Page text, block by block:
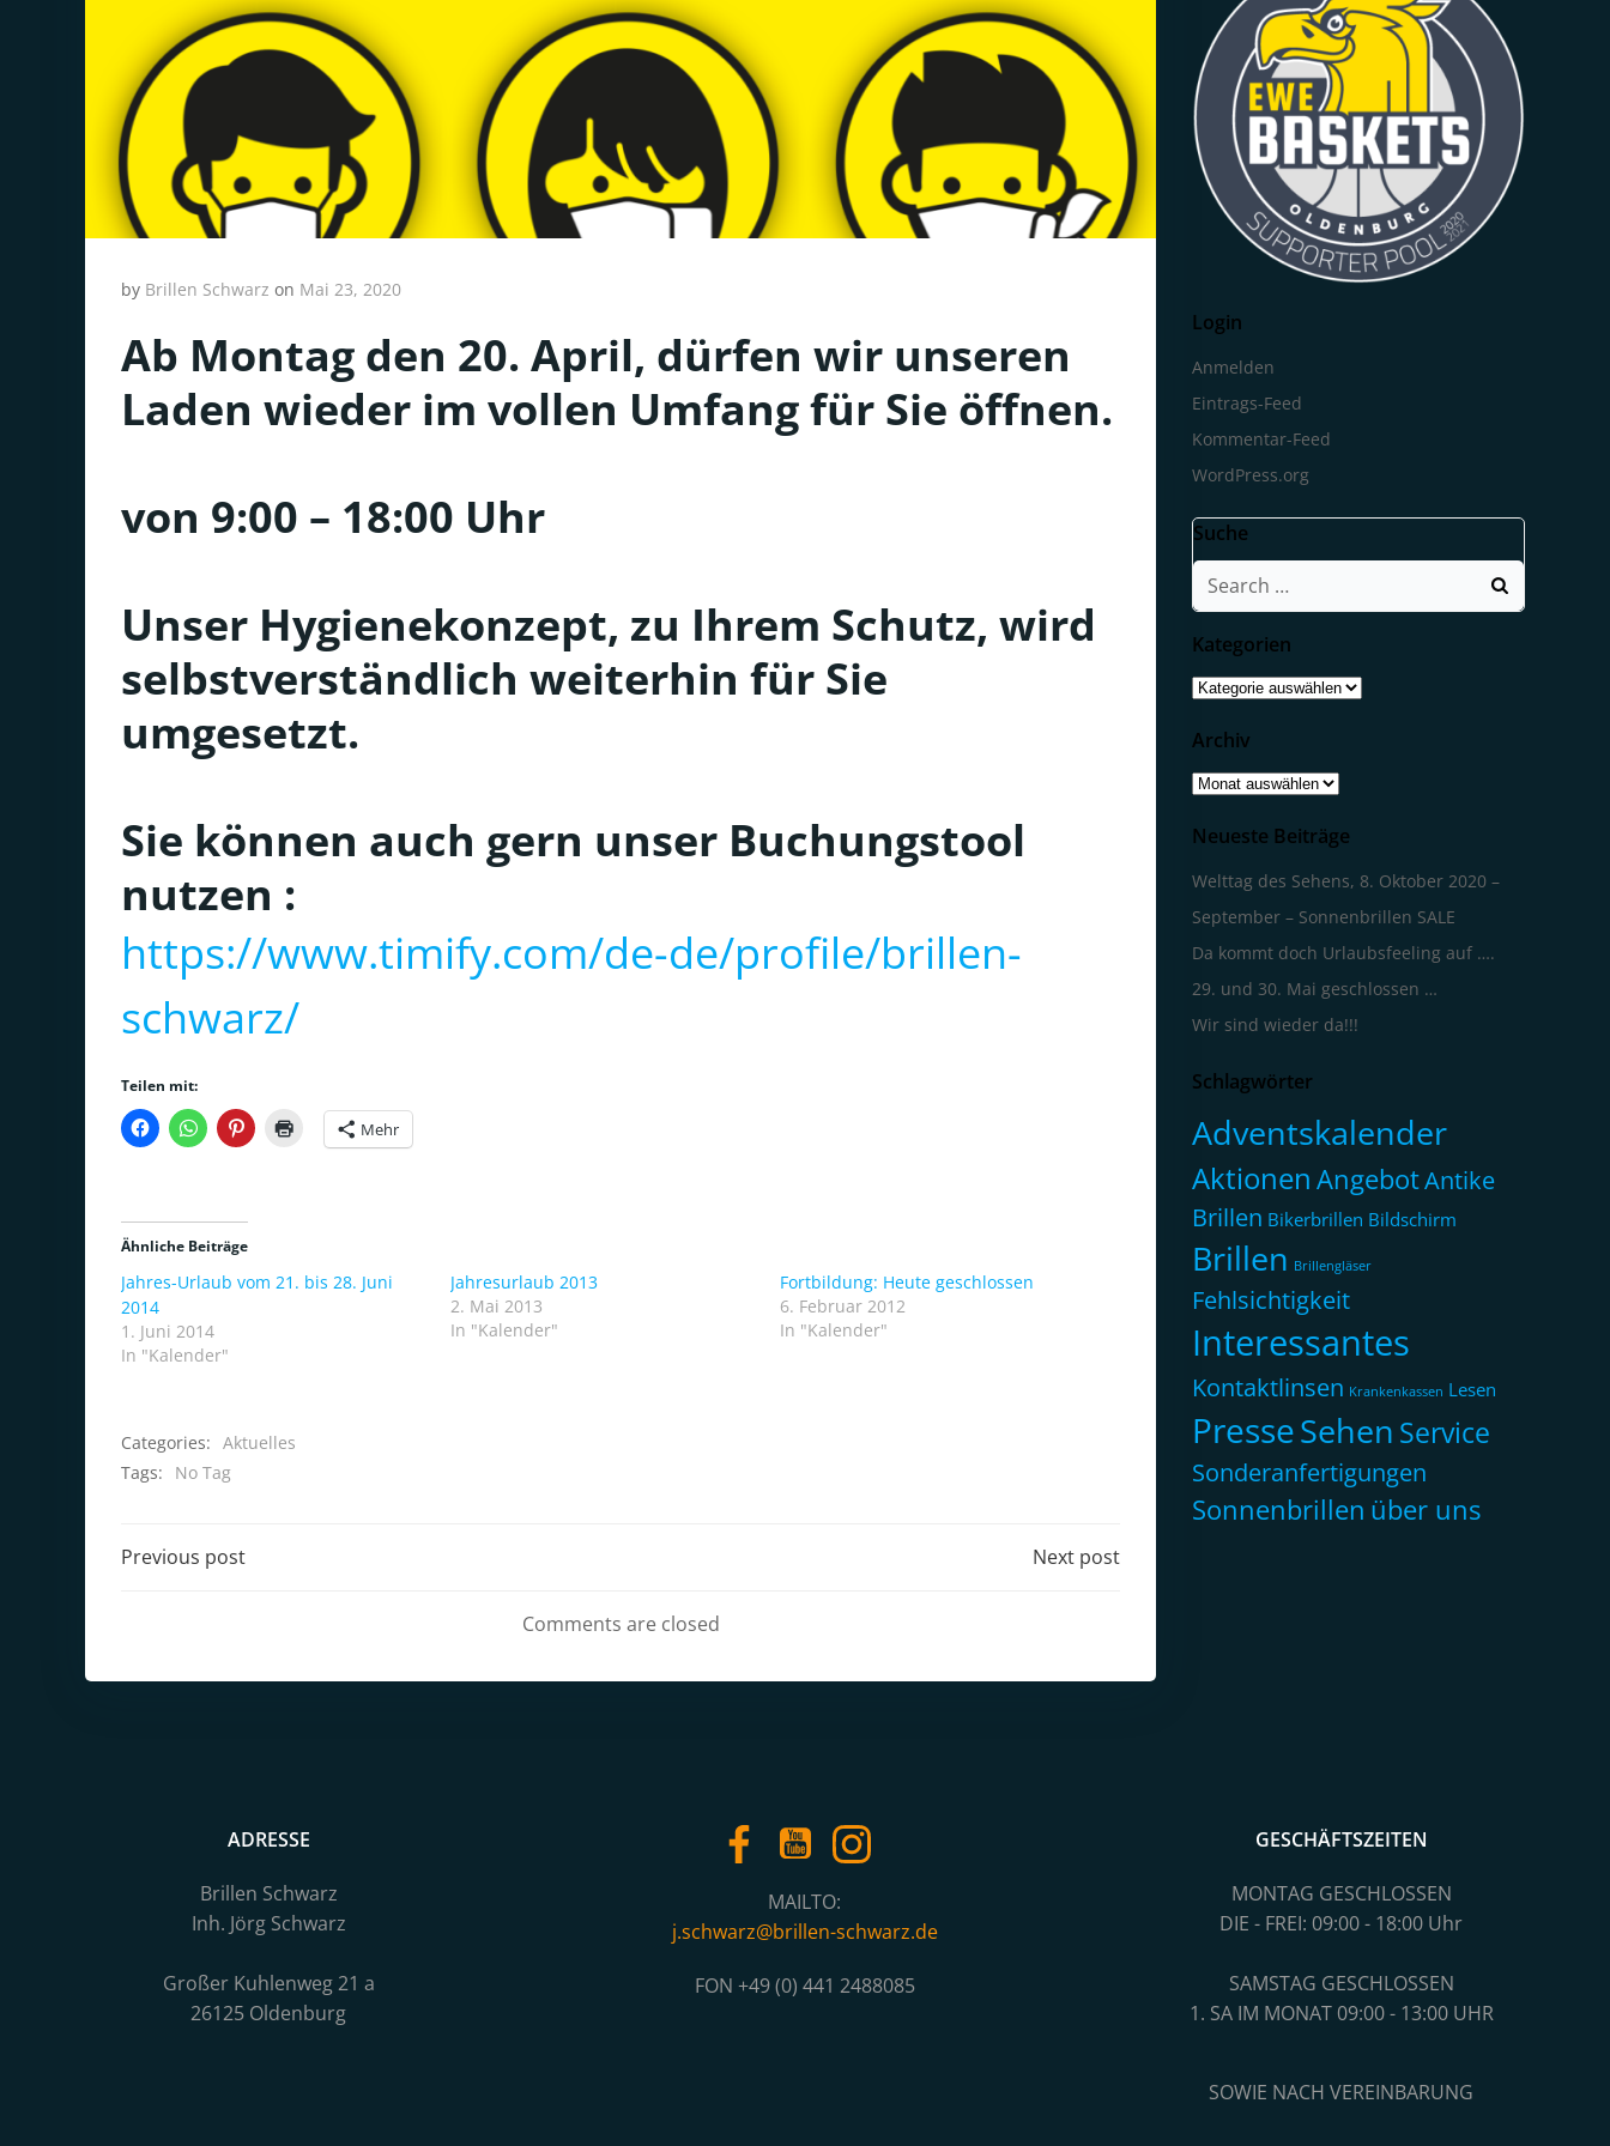
by Brillen Schwarz on Mai 23, 2020
Ab Montag den 20. April, dürfen wir unseren
Laden wieder im vollen Umfang für Sie öffnen.
von 9:00 – 18:00 Uhr
Unser Hygienekonzept, zu Ihrem Schutz, wird
selbstverständlich weiterhin für Sie
umgesetzt.
Sie können auch gern unser Buchungstool
nutzen :
https://www.timify.com/de-de/profile/brillen-
schwarz/
Teilen mit:
Mehr
Ähnliche Beiträge
Jahres-Urlaub vom 21. bis 28. Juni
2014
1. Juni 2014
In "Kalender"
Jahresurlaub 2013
2. Mai 2013
In "Kalender"
Fortbildung: Heute geschlossen
6. Februar 2012
In "Kalender"
Categories: Aktuelles
Tags:
No Tag
Post
Previous post
navigation
Next post
Comments are closed
Login
Anmelden
Eintrags-Feed
Kommentar-Feed
WordPress.org
Suche
Search
for:
Kategorien
Kategorien
Archiv
Archiv
Neueste Beiträge
Welttag des Sehens, 8. Oktober 2020 –
September – Sonnenbrillen SALE
Da kommt doch Urlaubsfeeling auf ….
29. und 30. Mai geschlossen …
Wir sind wieder da!!!
Schlagwörter
Adventskalender
AktionenAngebotAntike
Brillen Bikerbrillen Bildschirm
Brillen Brillengläser
Fehlsichtigkeit
Interessantes
Kontaktlinsen Krankenkassen Lesen
PresseSehen Service
Sonderanfertigungen
Sonnenbrillen über uns
ADRESSE
Brillen Schwarz
Inh. Jörg Schwarz
Großer Kuhlenweg 21 a
26125 Oldenburg
MAILTO:
j.schwarz@brillen-schwarz.de
FON +49 (0) 441 2488085
GESCHÄFTSZEITEN
MONTAG GESCHLOSSEN
DIE - FREI: 09:00 - 18:00 Uhr
SAMSTAG GESCHLOSSEN
1. SA IM MONAT 09:00 - 13:00 UHR
SOWIE NACH VEREINBARUNG